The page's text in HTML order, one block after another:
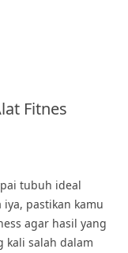
Fitnes
tubuh ideal
iya, pastikan kamu
agar hasil yang
kali salah dalam